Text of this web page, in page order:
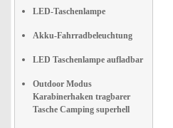
LED-Taschenlampe
Akku-Fahrradbeleuchtung
LED Taschenlampe aufladbar
Outdoor Modus
Karabinerhaken tragbarer
Tasche Camping superhell